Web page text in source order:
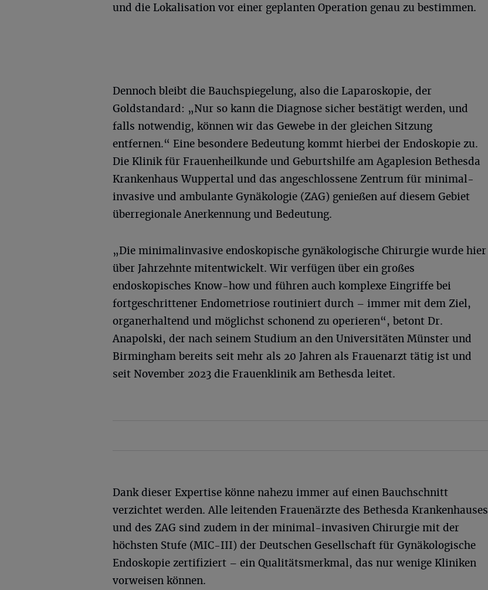
und die Lokalisation vor einer geplanten Operation genau zu bestimmen.
Dennoch bleibt die Bauchspiegelung, also die Laparoskopie, der
Goldstandard: „Nur so kann die Diagnose sicher bestätigt werden, und
falls notwendig, können wir das Gewebe in der gleichen Sitzung
entfernen.“ Eine besondere Bedeutung kommt hierbei der Endoskopie zu.
Die Klinik für Frauenheilkunde und Geburtshilfe am Agaplesion Bethesda
Krankenhaus Wuppertal und das angeschlossene Zentrum für minimal-
invasive und ambulante Gynäkologie (ZAG) genießen auf diesem Gebiet
überregionale Anerkennung und Bedeutung.
„Die minimalinvasive endoskopische gynäkologische Chirurgie wurde hier
über Jahrzehnte mitentwickelt. Wir verfügen über ein großes
endoskopisches Know-how und führen auch komplexe Eingriffe bei
fortgeschrittener Endometriose routiniert durch – immer mit dem Ziel,
organerhaltend und möglichst schonend zu operieren“, betont Dr.
Anapolski, der nach seinem Studium an den Universitäten Münster und
Birmingham bereits seit mehr als 20 Jahren als Frauenarzt tätig ist und
seit November 2023 die Frauenklinik am Bethesda leitet.
Dank dieser Expertise könne nahezu immer auf einen Bauchschnitt
verzichtet werden. Alle leitenden Frauenärzte des Bethesda Krankenhauses
und des ZAG sind zudem in der minimal-invasiven Chirurgie mit der
höchsten Stufe (MIC-III) der Deutschen Gesellschaft für Gynäkologische
Endoskopie zertifiziert – ein Qualitätsmerkmal, das nur wenige Kliniken
vorweisen können.